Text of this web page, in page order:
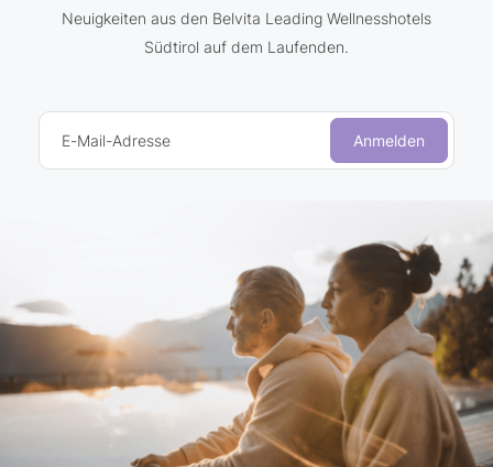
Neuigkeiten aus den Belvita Leading Wellnesshotels
Südtirol auf dem Laufenden.
E-Mail-Adresse Anmelden